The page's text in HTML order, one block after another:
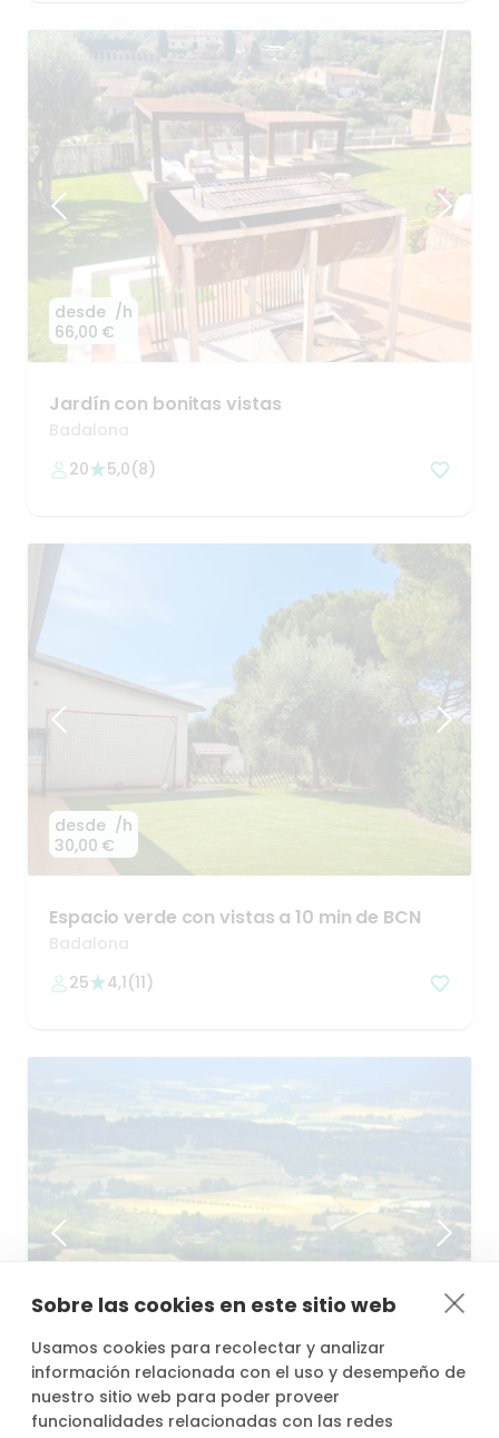
Sobre las cookies en este sitio web
Usamos cookies para recolectar y analizar
información relacionada con el uso y desempeño de
nuestro sitio web para poder proveer
funcionalidades relacionadas con las redes
desde
66,00 €
/h
Jardín con bonitas vistas
Badalona
20
5,0(8)
desde
30,00 €
/h
Espacio verde con vistas a 10 min de BCN
Badalona
25
4,1(11)
desde
103,20 €
/h
LaVilladela Naturaleza​,​ gastronomía